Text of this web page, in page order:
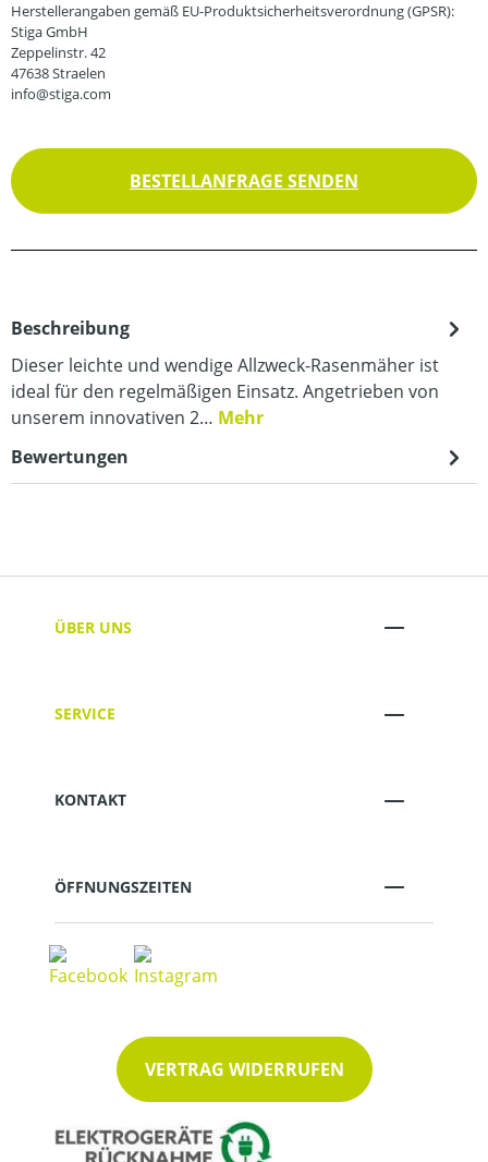
Herstellerangaben gemäß EU-Produktsicherheitsverordnung (GPSR):
Stiga GmbH
Zeppelinstr. 42
47638 Straelen
info@stiga.com
BESTELLANFRAGE SENDEN
Beschreibung
Dieser leichte und wendige Allzweck-Rasenmäher ist
ideal für den regelmäßigen Einsatz. Angetrieben von
unserem innovativen 2… Mehr
Bewertungen
ÜBER UNS
SERVICE
KONTAKT
ÖFFNUNGSZEITEN
VERTRAG WIDERRUFEN